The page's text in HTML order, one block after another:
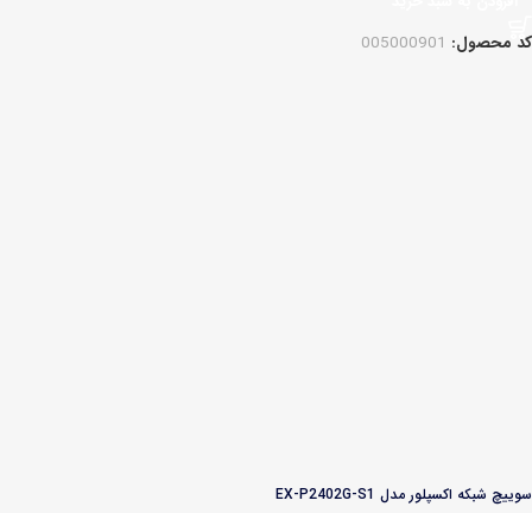
کد محصول: 005000901
سوییچ شبکه اکسپلور مدل EX-P2402G-S1